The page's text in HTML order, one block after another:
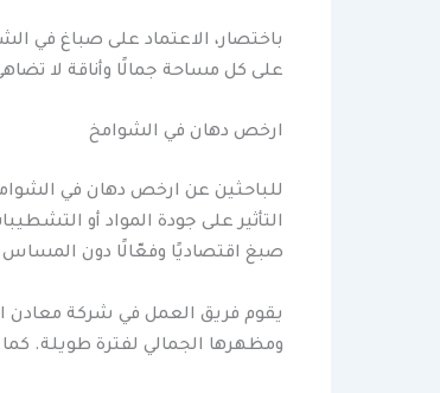
باختصار، الاعتماد على صباغ في
على كل مساحة جمالًا وأناقة لا
ارخص دهان في الشوامخ
للباحثين عن ارخص دهان في
التأثير على جودة المواد أو
صبغ اقتصاديًا وفعّالًا دون
يقوم فريق العمل في شركة معادن
ومظهرها الجمالي لفترة طويلة.